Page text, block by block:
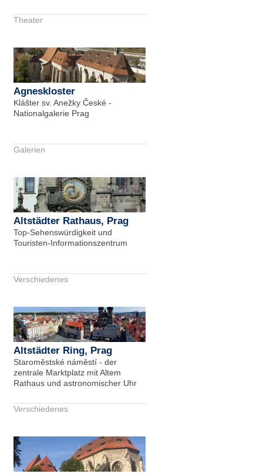
Theater
Agneskloster
Klášter sv. Anežky České -
Nationalgalerie Prag
Galerien
Altstädter Rathaus, Prag
Top-Sehenswürdigkeit und
Touristen-Informationszentrum
Verschiedenes
Altstädter Ring, Prag
Staroměstské náměstí - der
zentrale Marktplatz mit Altem
Rathaus und astronomischer Uhr
Verschiedenes